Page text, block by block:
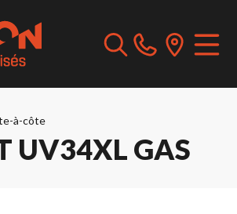
à-côte
UV34XL GAS